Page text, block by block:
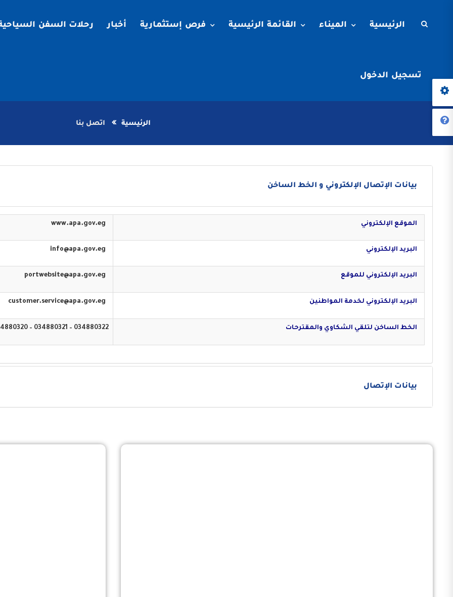
الرئيسية الميناء القائمة الرئيسية فرص إستثمارية أخبار رحلات السفن
تسجيل الدخول
الرئيسية اتصل بنا
بيانات الإتصال الإلكتروني و الخط الساخن
الموقع الإلكتروني
البريد الإلكتروني
البريد الإلكتروني للموقع
البريد الإلكتروني لخدمة المواطنين
الخط الساخن لتلقي الشكاوي والمقترحات 034880322 – 034880321 – 034880320 – 16583
بيانات الإتصال